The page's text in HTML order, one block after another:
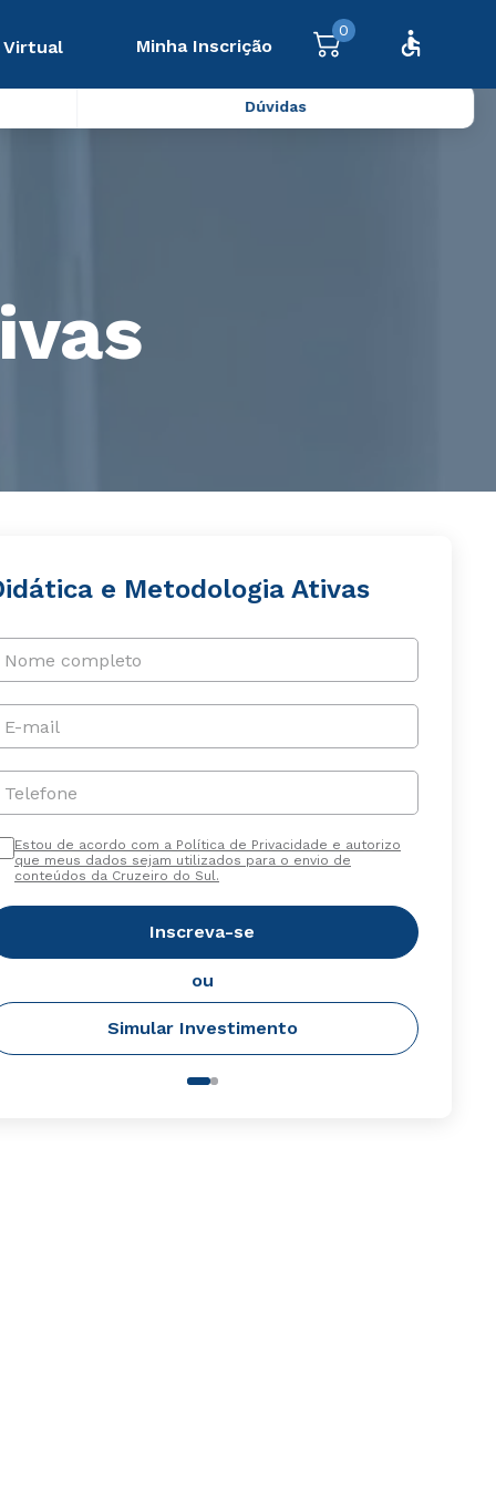
Virtual Minha Inscrição
0
Dúvidas
e Metodologia Ativas
Nome completo
E-mail
Telefone
Estou de acordo com a Política de Privacidade e autorizo
que meus dados sejam utilizados para o envio de
conteúdos da Cruzeiro do Sul.
Inscreva-se
ou
Simular Investimento